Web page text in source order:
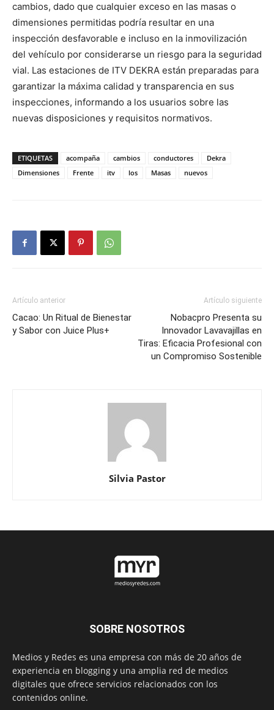
cambios, dado que cualquier exceso en las masas o
dimensiones permitidas podría resultar en una
inspección desfavorable e incluso en la inmovilización
del vehículo por considerarse un riesgo para la seguridad
vial. Las estaciones de ITV DEKRA están preparadas para
garantizar la máxima calidad y transparencia en sus
inspecciones, informando a los usuarios sobre las
nuevas disposiciones y requisitos normativos.
ETIQUETAS acompaña cambios conductores
Dekra
Dimensiones
Frente itv los Masas nuevos
Artículo anterior
Cacao: Un Ritual de Bienestar
y Sabor con Juice Plus+
Artículo siguiente
Nobacpro Presenta su
Innovador Lavavajillas en
Tiras: Eficacia Profesional con
un Compromiso Sostenible
Silvia Pastor
SOBRE NOSOTROS
Medios y Redes es una empresa con más de 20 años de
experiencia en blogging y una amplia red de medios
digitales que ofrece servicios relacionados con los
contenidos online.